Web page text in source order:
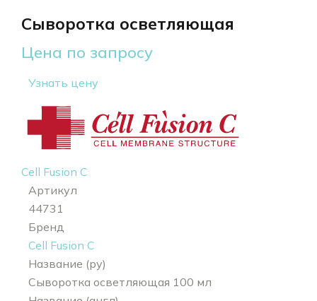
Сыворотка осветляющая
Цена по запросу
Узнать цену
Cell Fusion C
Артикул
44731
Бренд
Cell Fusion C
Название (ру)
Сыворотка осветляющая 100 мл